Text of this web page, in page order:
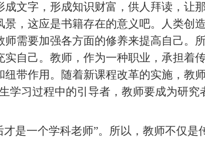
文字，形成知识财富，供人拜读，让
，这应是书籍存在的意义吧。人类创
需要加强各方面的修养来提高自己。
自己。教师，作为一种职业，承担着
带作用。随着新课程改革的实施，教
学习过程中的引导者，教师要成为研究
是一个学科老师”。 所以，教师不仅是